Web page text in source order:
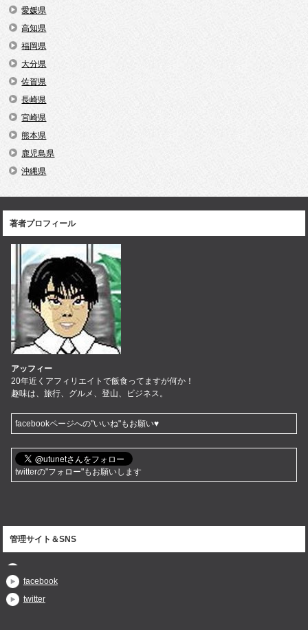
愛媛県
高知県
福岡県
大分県
佐賀県
長崎県
宮崎県
熊本県
鹿児島県
沖縄県
著者プロフィール
アッフィー
20年近くアフィリエイトで飯食ってますが何か！
趣味は、旅行、グルメ、登山、ビジネス。
facebookページへの"いいね"もお願い♥
twitterの"フォロー"もお願いします
管理サイト＆SNS
facebook
twitter